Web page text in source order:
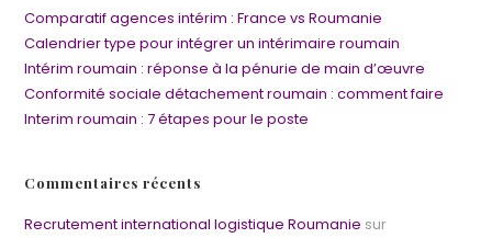
Comparatif agences intérim : France vs Roumanie
Calendrier type pour intégrer un intérimaire roumain
Intérim roumain : réponse à la pénurie de main d’œuvre
Conformité sociale détachement roumain : comment faire
Interim roumain : 7 étapes pour le poste
Commentaires récents
Recrutement international logistique Roumanie sur